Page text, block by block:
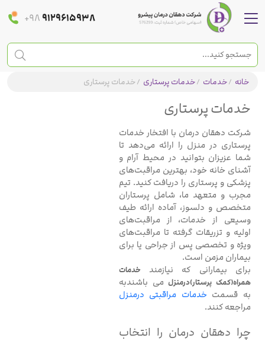
+98 9129615938
خانه /خدمات /خدمات پرستاری /خدمات پرستاری
خدمات پرستاری
شرکت دهقان درمان با افتخار خدمات
پرستاری در منزل را ارائه می‌دهد تا
شما عزیزان بتوانید در محیط آرام و
آشنای خانه خود، بهترین مراقبت‌های
پزشکی و پرستاری را دریافت کنید. تیم
مجرب و متعهد ما، شامل پرستاران
متخصص و دلسوز، آماده ارائه طیف
وسیعی از خدمات، از مراقبت‌های
اولیه و تزریقات گرفته تا مراقبت‌های
ویژه و تخصصی پس از جراحی یا برای
بیماران مزمن است.
برای بیمارانی که نیازمندخدمات
همراه(کمک پرستار)درمنزل می باشندبه
به قسمت خدمات مراقبتی درمنزل
مراجعه کنند.
چرا دهقان درمان را انتخاب